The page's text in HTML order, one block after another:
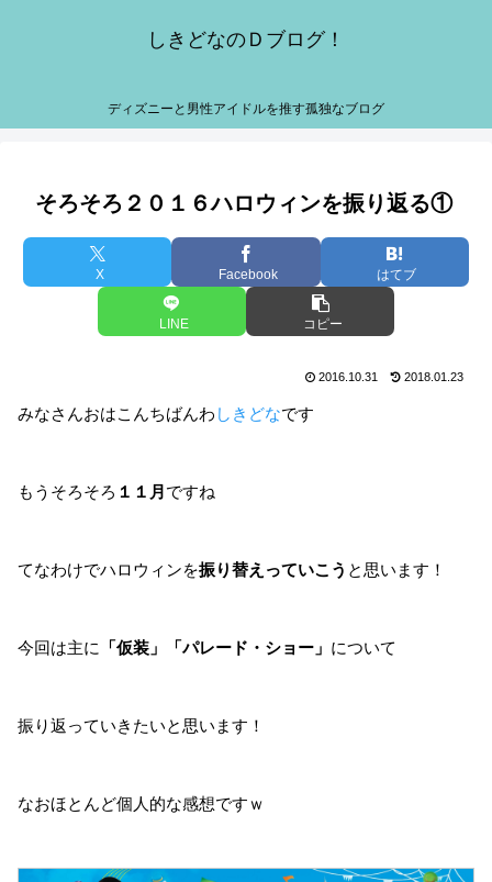
しきどなのＤブログ！
ディズニーと男性アイドルを推す孤独なブログ
そろそろ２０１６ハロウィンを振り返る①
X Facebook はてブ
LINE コピー
2016.10.31 2018.01.23
みなさんおはこんちばんわ しきどなです
もうそろそろ １１月 ですね
てなわけでハロウィンを振り替えっていこう と思います！
今回は主に 「仮装」「パレード・ショー」 について
振り返っていきたいと思います！
なおほとんど個人的な感想ですｗ